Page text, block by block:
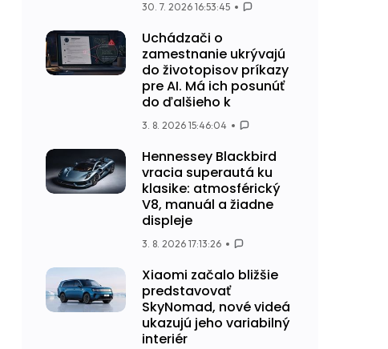
30. 7. 2026 16:53:45
Uchádzači o
zamestnanie ukrývajú
do životopisov príkazy
pre AI. Má ich posunúť
do ďalšieho k
3. 8. 2026 15:46:04
Hennessey Blackbird
vracia superautá ku
klasike: atmosférický
V8, manuál a žiadne
displeje
3. 8. 2026 17:13:26
Xiaomi začalo bližšie
predstavovať
SkyNomad, nové videá
ukazujú jeho variabilný
interiér